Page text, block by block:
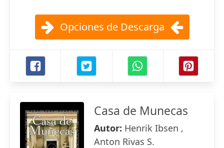
Opciones de Descarga
Casa de Munecas
Autor: Henrik Ibsen ,
Anton Rivas S.